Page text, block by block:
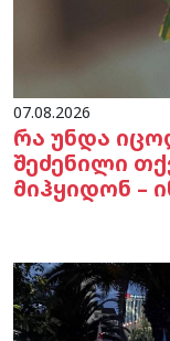
07.08.2026
რა უნდა
შეძენილი
მიჰყიდონ –